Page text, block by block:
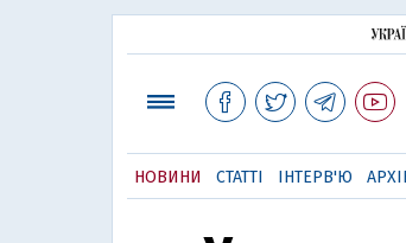
НОВИНИ СТАТТІ ІНТЕРВ'Ю